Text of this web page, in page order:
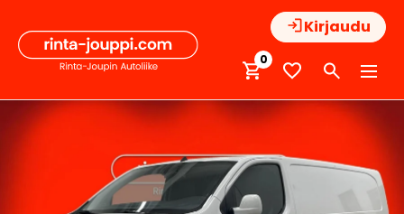
sisältöön
Kirjaudu
0